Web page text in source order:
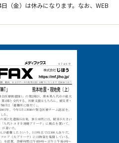
（金）は休みになります。なお、WEB